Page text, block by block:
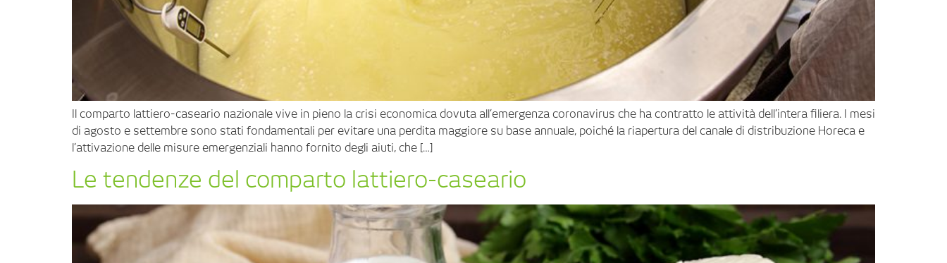
Il comparto lattiero-caseario nazionale vive in pieno la crisi economica dovuta all’emergenza coronavirus che ha contratto le attività dell’intera filiera. I mesi
di agosto e settembre sono stati fondamentali per evitare una perdita maggiore su base annuale, poiché la riapertura del canale di distribuzione Horeca e
l’attivazione delle misure emergenziali hanno fornito degli aiuti, che […]
Le tendenze del comparto lattiero-caseario